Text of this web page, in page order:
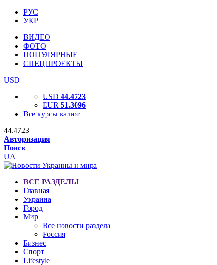
РУС
УКР
ВИДЕО
ФОТО
ПОПУЛЯРНЫЕ
СПЕЦПРОЕКТЫ
USD
USD 44.4723
EUR 51.3096
Все курсы валют
44.4723
Авторизация
Поиск
UA
ВСЕ РАЗДЕЛЫ
Главная
Украина
Город
Мир
Все новости раздела
Россия
Бизнес
Спорт
Lifestyle